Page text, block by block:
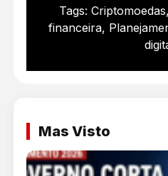
Tags: Criptomoedas,
financeira,
Mas Visto